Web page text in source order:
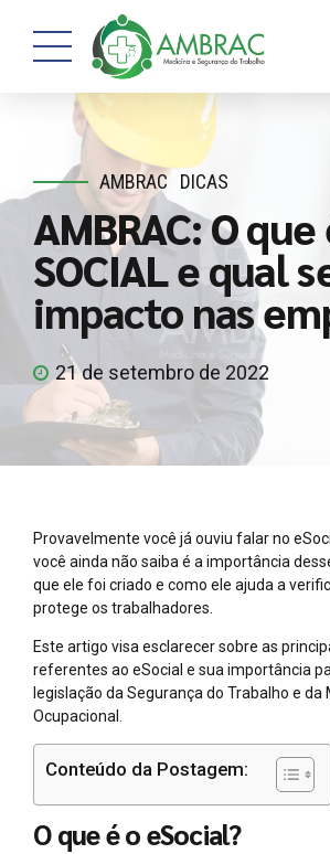
AMBRAC DICAS
AMBRAC: O que
SOCIAL e qual
impacto nas
21 de setembro de 2022
Provavelmente você já ouviu falar no
você ainda não saiba é a importância
que ele foi criado e como ele ajuda a
protege os trabalhadores.
Este artigo visa esclarecer sobre as
referentes ao eSocial e sua importância
legislação da Segurança do Trabalho e da
Ocupacional.
Conteúdo da Postagem:
O que é o eSocial?